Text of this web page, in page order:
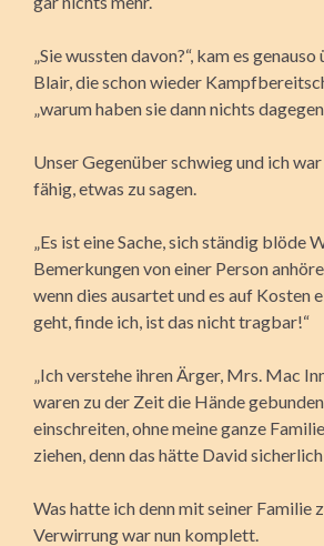
„Sie wussten davon?“, kam es
Blair, die schon wieder
„warum haben sie dann nichts
Unser Gegenüber schwieg und ich
fähig, etwas zu sagen.
„Es ist eine Sache, sich ständig blöde
Bemerkungen von einer Person
wenn dies ausartet und es auf Kosten
geht, finde ich, ist das nicht tragbar!“
„Ich verstehe ihren Ärger, Mrs. Mac
waren zu der Zeit die Hände
einschreiten, ohne meine ganze
ziehen, denn das hätte David
Was hatte ich denn mit seiner Familie
Verwirrung war nun komplett.